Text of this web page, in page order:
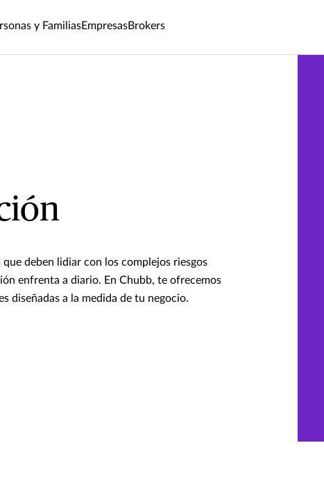
y FamiliasEmpresasBrokers
deben lidiar con los complejos riesgos
enfrenta a diario. En Chubb, te ofrecemos
diseñadas a la medida de tu negocio.